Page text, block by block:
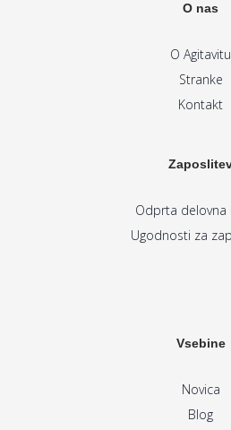
O nas
O Agitavitu
Stranke
Kontakt
Odprta delovna
Ugodnosti za
Vsebine
Novica
Blog